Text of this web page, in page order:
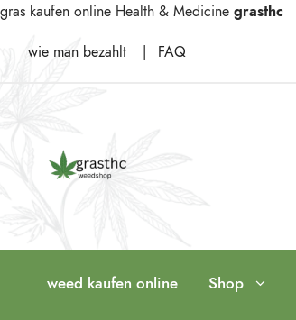
gras kaufen online Health & Medicine grasthc
wie man bezahlt FAQ
weed kaufen online Shop